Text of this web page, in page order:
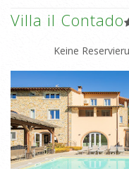
Villa il Contado
Keine